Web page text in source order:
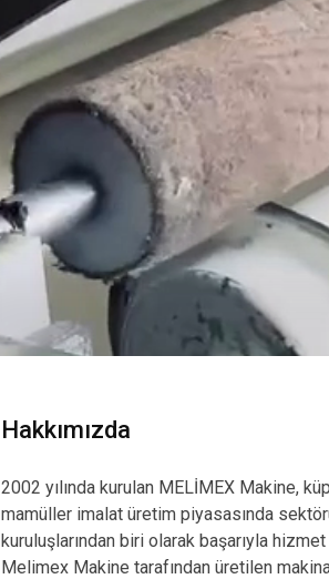
Hakkımızda
2002 yılında kurulan MELİMEX Makine,
mamüller imalat üretim piyasasında
kuruluşlarından biri olarak başarıyla
Melimex Makine tarafından üretilen